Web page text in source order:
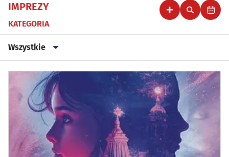
IMPREZY
KATEGORIA
Wszystkie
Wszystkie
Klubowe, taneczne, granie do piwa (44)
Koncerty (87)
Koncerty muzyki poważnej(1)